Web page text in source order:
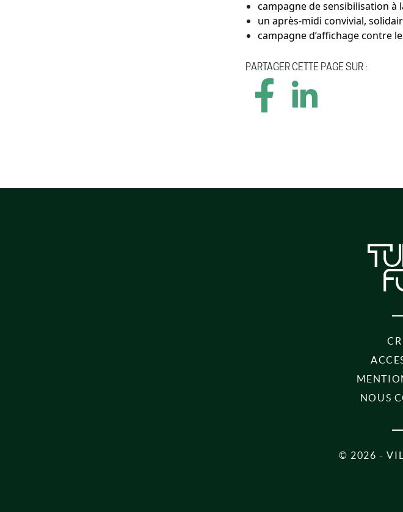
campagne de sensibilisation à
un après-midi convivial,
campagne d’affichage contre
PARTAGER CETTE PAGE SUR :
NOUS
© 2026 -